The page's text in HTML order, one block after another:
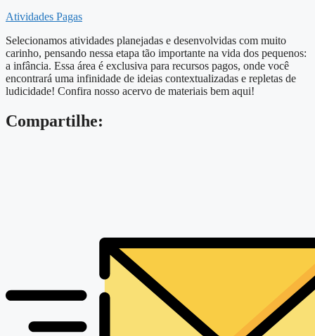
Atividades Pagas
Selecionamos atividades planejadas e desenvolvidas com muito
carinho, pensando nessa etapa tão importante na vida dos pequenos:
a infância. Essa área é exclusiva para recursos pagos, onde você
encontrará uma infinidade de ideias contextualizadas e repletas de
ludicidade! Confira nosso acervo de materiais bem aqui!
Compartilhe: